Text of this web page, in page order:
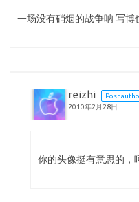
一场没有硝烟的战争呐 写博
reizhi
Post
2010年2月28日
你的头像挺有意思的，